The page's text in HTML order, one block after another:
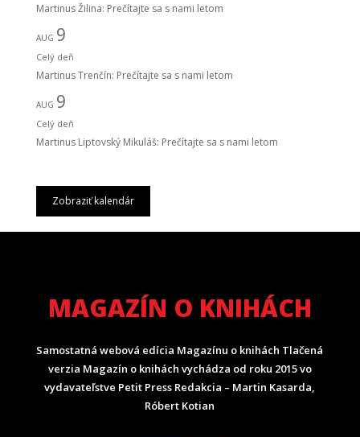
Martinus Žilina: Prečítajte sa s nami letom
AUG 9
Celý deň
Martinus Trenčín: Prečítajte sa s nami letom
AUG 9
Celý deň
Martinus Liptovský Mikuláš: Prečítajte sa s nami letom
Zobraziť kalendár
MAGAZÍN O KNIHÁCH
Samostatná webová edícia Magazínu o knihách Tlačená
verzia Magazín o knihách vychádza od roku 2015 vo
vydavateľstve Petit Press Redakcia – Martin Kasarda,
Róbert Kotian